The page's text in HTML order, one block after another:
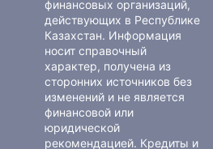
финансовых организаций,
действующих в Республике
Казахстан. Информация
носит справочный
характер, получена из
сторонних источников без
изменений и не является
финансовой или
юридической
рекомендацией. Кредиты и